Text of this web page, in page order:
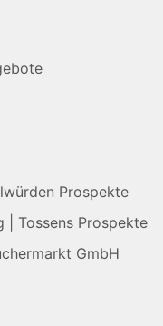
Prospekte
| Tossens Prospekte
GmbH